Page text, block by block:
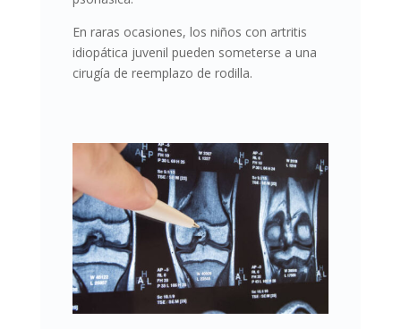
En raras ocasiones, los niños con artritis
idiopática juvenil pueden someterse a una
cirugía de reemplazo de rodilla.